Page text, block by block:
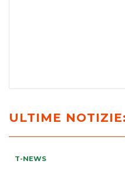
ULTIME NOTIZIE:
T-NEWS